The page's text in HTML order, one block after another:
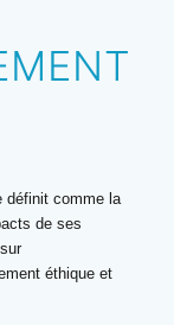
définit comme la
de ses
éthique et